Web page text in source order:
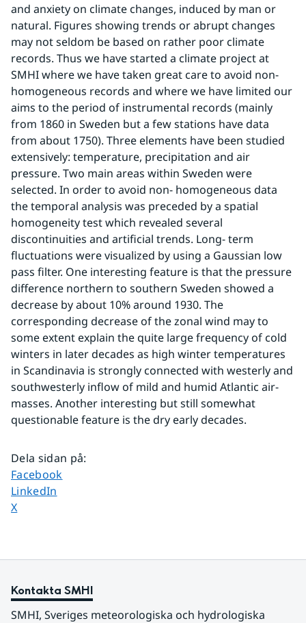
and anxiety on climate changes, induced by man or
natural. Figures showing trends or abrupt changes
may not seldom be based on rather poor climate
records. Thus we have started a climate project at
SMHI where we have taken great care to avoid non-
homogeneous records and where we have limited our
aims to the period of instrumental records (mainly
from 1860 in Sweden but a few stations have data
from about 1750). Three elements have been studied
extensively: temperature, precipitation and air
pressure. Two main areas within Sweden were
selected. In order to avoid non- homogeneous data
the temporal analysis was preceded by a spatial
homogeneity test which revealed several
discontinuities and artificial trends. Long- term
fluctuations were visualized by using a Gaussian low
pass filter. One interesting feature is that the pressure
difference northern to southern Sweden showed a
decrease by about 10% around 1930. The
corresponding decrease of the zonal wind may to
some extent explain the quite large frequency of cold
winters in later decades as high winter temperatures
in Scandinavia is strongly connected with westerly and
southwesterly inflow of mild and humid Atlantic air-
masses. Another interesting but still somewhat
questionable feature is the dry early decades.
Dela sidan på:
Dela sidan på
Facebook
Dela sidan på
LinkedIn
Dela sidan på
X
Kontakta SMHI
SMHI, Sveriges meteorologiska och hydrologiska